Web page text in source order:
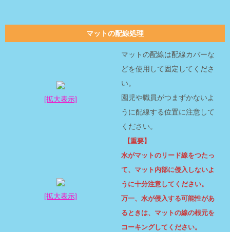
マットの配線処理
[拡大表示]
マットの配線は配線カバーな
どを使用して固定してくださ
い。
園児や職員がつまずかないよ
うに配線する位置に注意して
ください。
【重要】
水がマットのリード線をつたっ
て、マット内部に侵入しないよ
うに十分注意してください。
万一、水が侵入する可能性があ
るときは、マットの線の根元を
コーキングしてください。
[拡大表示]